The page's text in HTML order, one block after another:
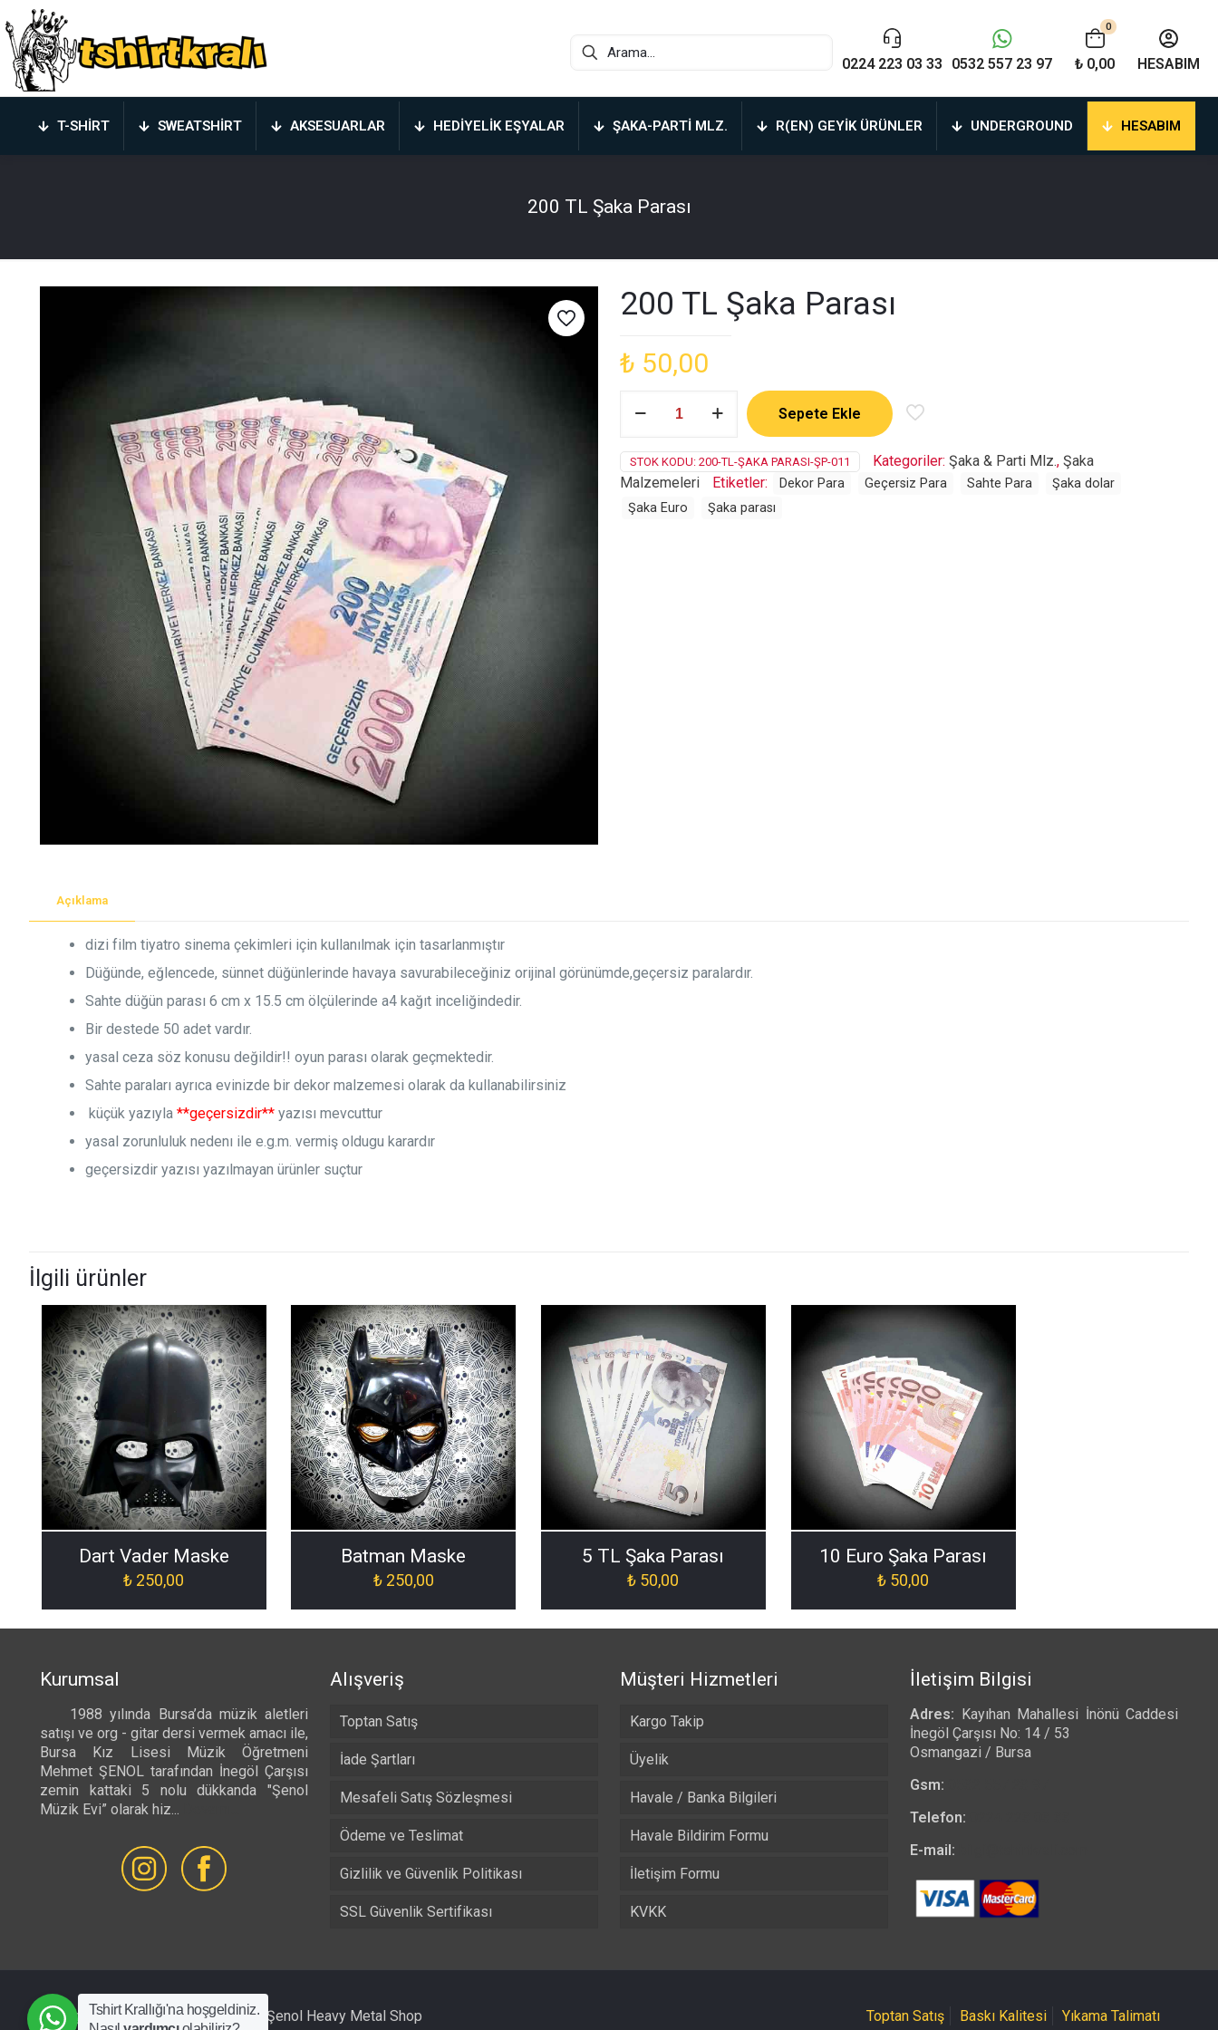
0224 223 03 33 0532 557 23 97
0
₺ 0,00 HESABIM
T-SHIRT SWEATSHIRT AKSESUARLAR HEDIYELIK EŞYALAR ŞAKA-PARTI MLZ. R(EN) GEYIK ÜRÜNLER UNDERGROUND HESABIM
200 TL Şaka Parası
200 TL Şaka Parası
₺ 50,00
TL
Parası
adet
Sepete Ekle
STOK KODU: 200-TL-ŞAKA PARASI-ŞP-011 Kategoriler: Şaka & Parti Mlz., Şaka
Malzemeleri
Etiketler: Dekor Para Geçersiz Para Sahte Para
Şaka dolar
Şaka Euro
Şaka parası
Açıklama
dizi film tiyatro sinema çekimleri için kullanılmak için tasarlanmıştır
Düğünde, eğlencede, sünnet düğünlerinde havaya savurabileceğiniz orijinal görünümde,geçersiz paralardır.
Sahte düğün parası 6 cm x 15.5 cm ölçülerinde a4 kağıt inceliğindedir.
Bir destede 50 adet vardır.
yasal ceza söz konusu değildir!! oyun parası olarak geçmektedir.
Sahte paraları ayrıca evinizde bir dekor malzemesi olarak da kullanabilirsiniz
küçük yazıyla**geçersizdir** yazısı mevcuttur
yasal zorunluluk nedenı ile e.g.m. vermiş oldugu karardır
geçersizdir yazısı yazılmayan ürünler suçtur
İlgili ürünler
Dart Vader Maske
₺ 250,00
Batman Maske
₺250,00
5 TL Şaka Parası
₺ 50,00
10 Euro Şaka Parası
₺ 50,00
Kurumsal
1988 yılında Bursa’da müzik aletleri
satışı ve org - gitar dersi vermek amacı ile,
Bursa Kız Lisesi Müzik Öğretmeni
Mehmet ŞENOL tarafından İnegöl Çarşısı
zemin kattaki 5 nolu dükkanda "Şenol
Müzik Evi” olarak hiz...
Alışveriş
Toptan Satış
İade Şartları
Mesafeli Satış Sözleşmesi
Ödeme ve Teslimat
Gizlilik ve Güvenlik Politikası
SSL Güvenlik Sertifikası
Müşteri Hizmetleri
Kargo Takip
Üyelik
Havale / Banka Bilgileri
Havale Bildirim Formu
İletişim Formu
KVKK
İletişim Bilgisi
Adres: Kayıhan Mahallesi İnönü Caddesi
İnegöl Çarşısı No: 14 / 53
Osmangazi / Bursa
Gsm:
Telefon:
E-mail:
All Rights Reserved © 1988 - 2026 Şenol Heavy Metal Shop
Toptan Satış Baskı Kalitesi Yıkama Talimatı
Tshirt Krallığı'na hoşgeldiniz.